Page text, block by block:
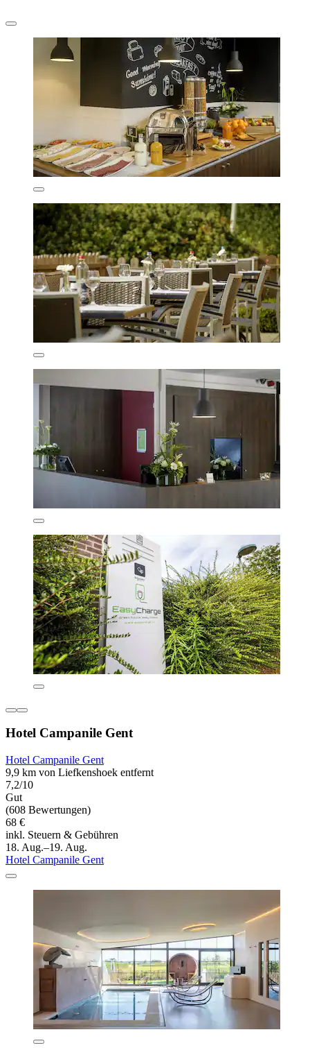
Hotel Campanile Gent
Hotel Campanile Gent
9,9 km von Liefkenshoek entfernt
7,2/10
Gut
(608 Bewertungen)
68 €
inkl. Steuern & Gebühren
18. Aug.–19. Aug.
Hotel Campanile Gent